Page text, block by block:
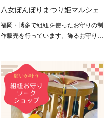
八女ぼんぼりまつり姫マルシェ
福岡・博多で組紐を使ったお守りの制
作販売を行っています。飾るお守り…